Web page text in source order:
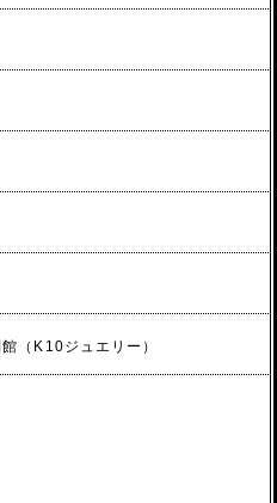
（K10ジュエリー）